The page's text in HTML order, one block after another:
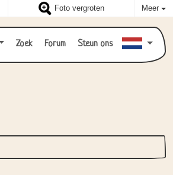
Foto vergroten Meer
Zoek Forum Steun ons